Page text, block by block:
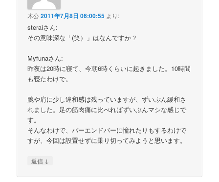
木公2011年7月8日 06:00:55 より:
steraiさん:
その意味深な「(笑）」はなんですか？
Myfunaさん:
昨夜は20時に寝て、今朝6時くらいに起きました。10時間
も寝たわけで。
腕や肩に少し違和感は残っていますが、ずいぶん緩和さ
れました。足の筋肉痛に比べればずいぶんマシな感じで
す。
そんなわけで、バーエンドバーに憧れたりもするわけで
すが、今回は設置せずに乗り切ってみようと思います。
返信 ↓